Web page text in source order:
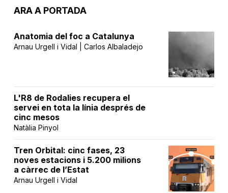
ARA A PORTADA
Anatomia del foc a Catalunya
Arnau Urgell i Vidal | Carlos Albaladejo
L'R8 de Rodalies recupera el
servei en tota la línia després de
cinc mesos
Natàlia Pinyol
Tren Orbital: cinc fases, 23
noves estacions i 5.200 milions
a càrrec de l’Estat
Arnau Urgell i Vidal